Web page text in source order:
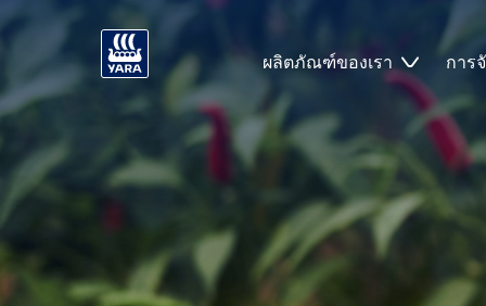
ผลิตภัณฑ์ของเรา การ